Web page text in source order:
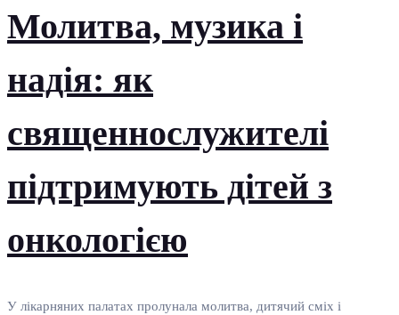
Молитва, музика і
надія: як
священнослужителі
підтримують дітей з
онкологією
У лікарняних палатах пролунала молитва, дитячий сміх і